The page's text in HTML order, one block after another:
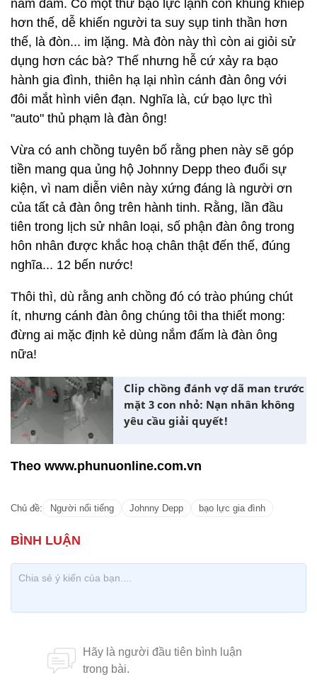
nắm đấm. Có một thứ bạo lực lạnh còn khủng khiếp
hơn thế, dễ khiến người ta suy sụp tinh thần hơn
thế, là đòn... im lặng. Mà đòn này thì còn ai giỏi sử
dụng hơn các bà? Thế nhưng hễ cứ xảy ra bạo
hành gia đình, thiên hạ lại nhìn cánh đàn ông với
đôi mắt hình viên đạn. Nghĩa là, cứ bạo lực thì
"auto" thủ phạm là đàn ông!
Vừa có anh chồng tuyên bố rằng phen này sẽ góp
tiền mang qua ủng hộ Johnny Depp theo đuổi sự
kiện, vì nam diễn viên này xứng đáng là người ơn
của tất cả đàn ông trên hành tinh. Rằng, lần đầu
tiên trong lịch sử nhân loại, số phận đàn ông trong
hôn nhân được khắc hoạ chân thật đến thế, đúng
nghĩa... 12 bến nước!
Thôi thì, dù rằng anh chồng đó có trào phúng chút
ít, nhưng cánh đàn ông chúng tôi tha thiết mong:
đừng ai mặc định kẻ dùng nắm đấm là đàn ông
nữa!
Clip chồng đánh vợ dã man trước
mặt 3 con nhỏ: Nạn nhân không
yêu cầu giải quyết!
Theo www.phunuonline.com.vn
Chủ đề: Người nổi tiếng Johnny Depp bạo lực gia đình